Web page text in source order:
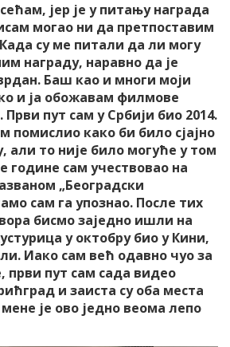
јер је у питању награда
могао ни да претпоставим
су ме питали да ли могу
награду, наравно да је
Баш као и многи моји
и ја обожавам филмове
пут сам у Србији био 2014.
помислио како би било сјајно
али то није било могуће у том
године сам учествовао на
„Београдски
сам га упознао. После тих
бисмо заједно ишли на
у октобру био у Кини,
Иако сам већ одавно чуо за
први пут сам сада видео
и заиста су оба места
је ово једно веома лепо